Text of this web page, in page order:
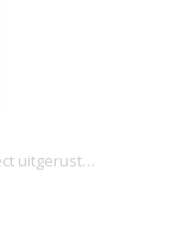
uitgerust…